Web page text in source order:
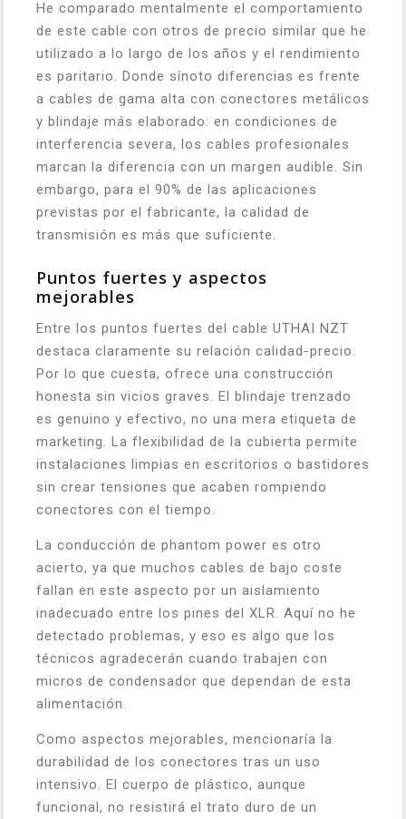
He comparado mentalmente el comportamiento
de este cable con otros de precio similar que he
utilizado a lo largo de los años y el rendimiento
es paritario. Donde sínoto diferencias es frente
a cables de gama alta con conectores metálicos
y blindaje más elaborado: en condiciones de
interferencia severa, los cables profesionales
marcan la diferencia con un margen audible. Sin
embargo, para el 90% de las aplicaciones
previstas por el fabricante, la calidad de
transmisión es más que suficiente.
Puntos fuertes y aspectos
mejorables
Entre los puntos fuertes del cable UTHAI NZT
destaca claramente su relación calidad-precio.
Por lo que cuesta, ofrece una construcción
honesta sin vicios graves. El blindaje trenzado
es genuino y efectivo, no una mera etiqueta de
marketing. La flexibilidad de la cubierta permite
instalaciones limpias en escritorios o bastidores
sin crear tensiones que acaben rompiendo
conectores con el tiempo.
La conducción de phantom power es otro
acierto, ya que muchos cables de bajo coste
fallan en este aspecto por un aislamiento
inadecuado entre los pines del XLR. Aquí no he
detectado problemas, y eso es algo que los
técnicos agradecerán cuando trabajen con
micros de condensador que dependan de esta
alimentación.
Como aspectos mejorables, mencionaría la
durabilidad de los conectores tras un uso
intensivo. El cuerpo de plástico, aunque
funcional, no resistirá el trato duro de un